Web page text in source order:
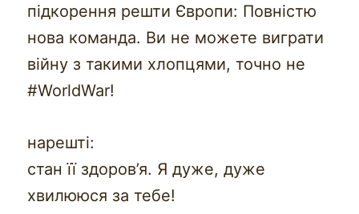
підкорення решти Європи: Повністю
нова команда. Ви не можете виграти
війну з такими хлопцями, точно не
#WorldWar!
нарешті:
стан її здоров’я. Я дуже, дуже
хвилююся за тебе!